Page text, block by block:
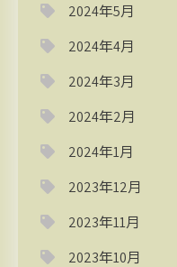
2024年5月
2024年4月
2024年3月
2024年2月
2024年1月
2023年12月
2023年11月
2023年10月